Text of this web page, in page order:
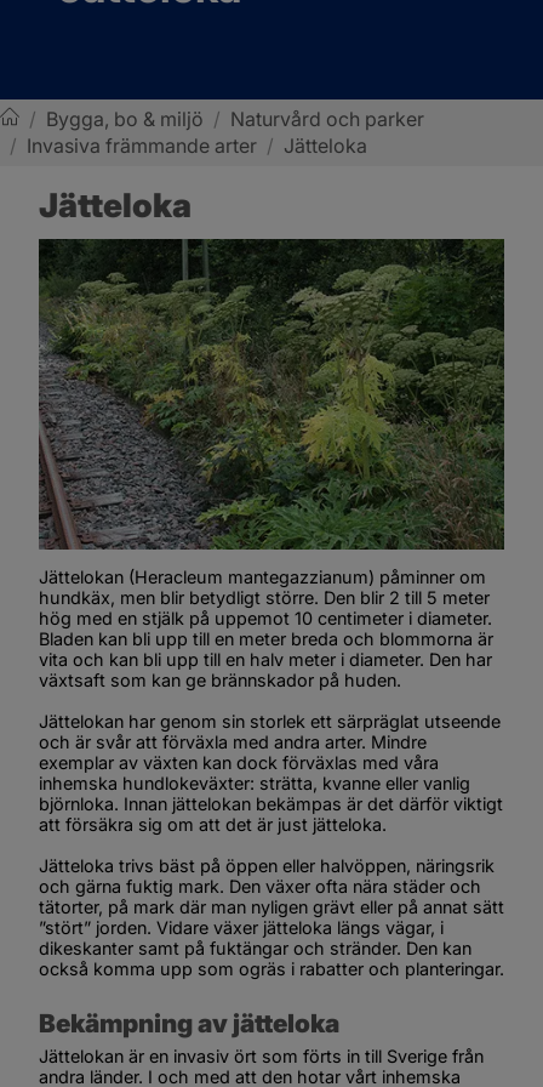
Sotenäs kommun
/ Bygga, bo & miljö / Naturvård och parker
/ Invasiva främmande arter / Jätteloka
Jätteloka
Jättelokan (Heracleum mantegazzianum) påminner om
hundkäx, men blir betydligt större. Den blir 2 till 5 meter
hög med en stjälk på uppemot 10 centimeter i diameter.
Bladen kan bli upp till en meter breda och blommorna är
vita och kan bli upp till en halv meter i diameter. Den har
växtsaft som kan ge brännskador på huden.
Jättelokan har genom sin storlek ett särpräglat utseende
och är svår att förväxla med andra arter. Mindre
exemplar av växten kan dock förväxlas med våra
inhemska hundlokeväxter: strätta, kvanne eller vanlig
björnloka. Innan jättelokan bekämpas är det därför viktigt
att försäkra sig om att det är just jätteloka.
Jätteloka trivs bäst på öppen eller halvöppen, näringsrik
och gärna fuktig mark. Den växer ofta nära städer och
tätorter, på mark där man nyligen grävt eller på annat sätt
”stört” jorden. Vidare växer jätteloka längs vägar, i
dikeskanter samt på fuktängar och stränder. Den kan
också komma upp som ogräs i rabatter och planteringar.
Bekämpning av jätteloka
Jättelokan är en invasiv ört som förts in till Sverige från
andra länder. I och med att den hotar vårt inhemska